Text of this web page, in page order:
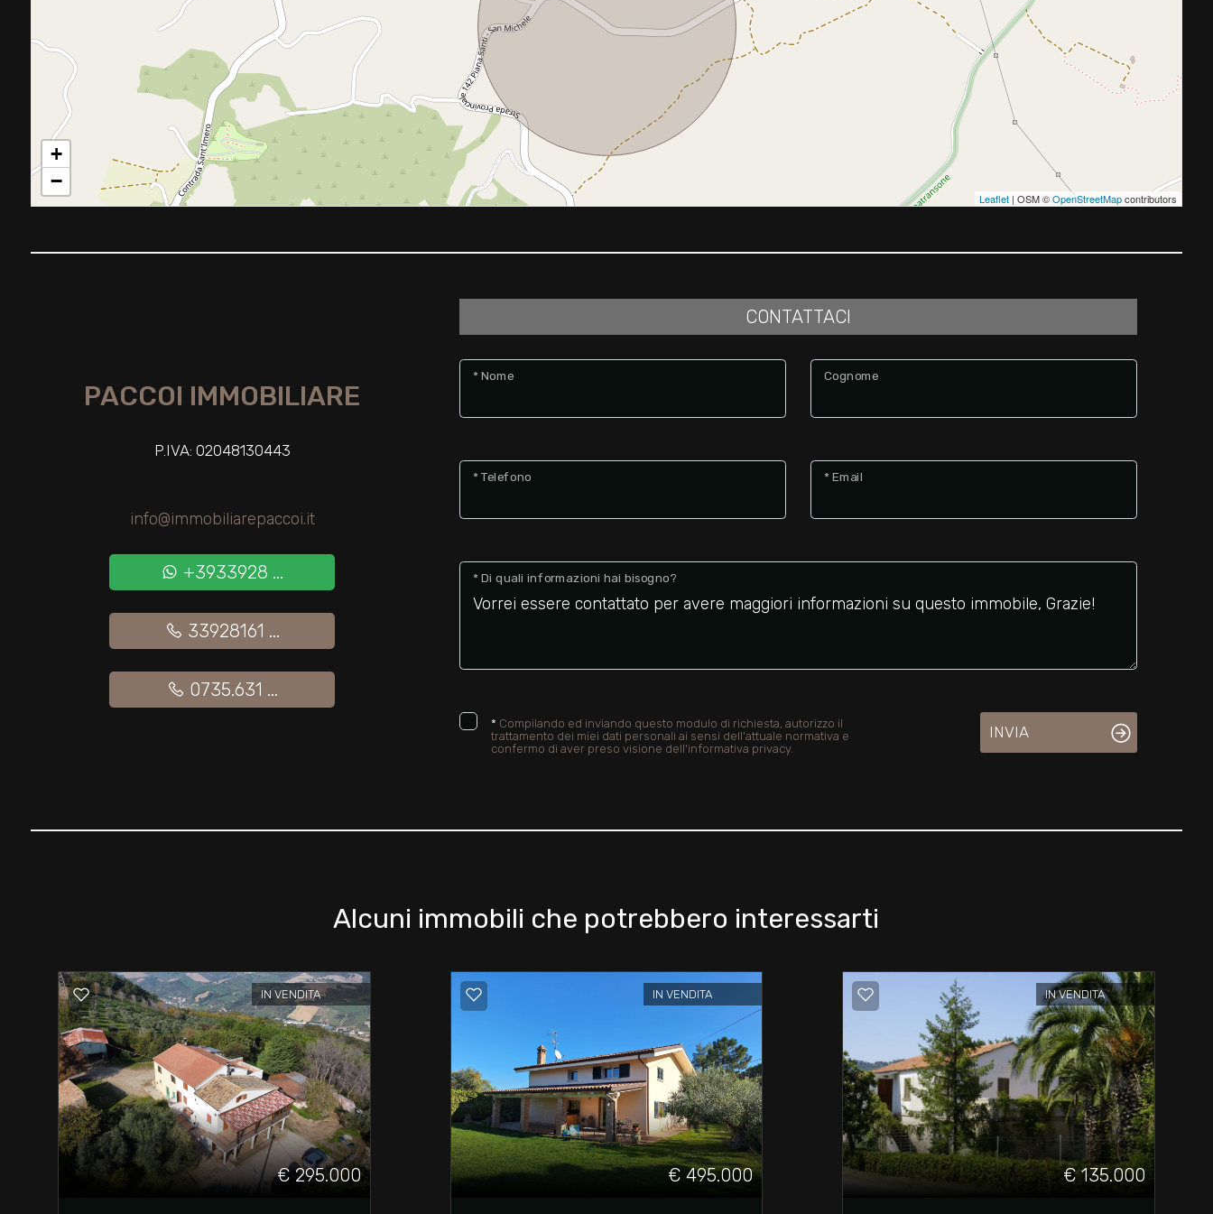
+
−
Leaflet | OSM ©OpenStreetMapcontributors
PACCOI IMMOBILIARE
P.IVA: 02048130443
info@immobiliarepaccoi.it
+3933928 ...
33928161 ...
0735.631 ...
CONTATTACI
* Nome Cognome
* Telefono * Email
* Di quali informazioni hai bisogno?
* Compilando ed inviando questo modulo di richiesta, autorizzo il
trattamento dei miei dati personali ai sensi dell'attuale normativa e
confermo di aver preso visione dell'informativa privacy.
INVIA
Alcuni immobili che potrebbero interessarti
IN VENDITA
€ 295.000
IN VENDITA
€ 495.000
IN VENDITA
€ 135.000
3
5+
Ascensore
Arredato
Nuova costruzione
Lusso